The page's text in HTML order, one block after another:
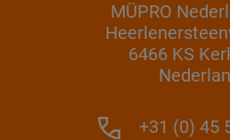
MÜPRO
6466 KS
+31 (0) 45